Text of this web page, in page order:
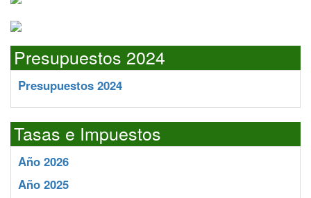
Presupuestos 2024
Presupuestos 2024
Tasas e Impuestos
Año 2026
Año 2025